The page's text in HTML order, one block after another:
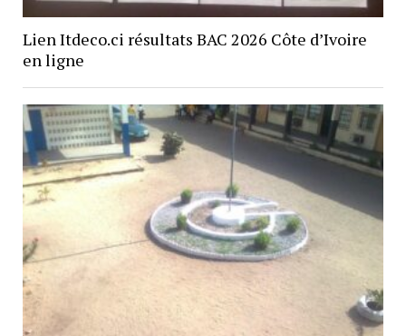
Lien Itdeco.ci résultats BAC 2026 Côte d’Ivoire
en ligne